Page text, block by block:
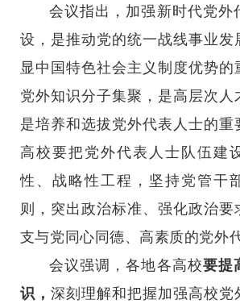
会议指出，加强新时代党外
设，是推动党的统一战线事业发
显中国特色社会主义制度优势的
党外知识分子集聚，是高层次人
是培养和选拔党外代表人士的重
高校要把党外代表人士队伍建
性、战略性工程，坚持党管干
则，突出政治标准、强化政治要
支与党同心同德、高素质的党外
会议强调，各地各高校要提
识， 深刻理解和把握加强高校党